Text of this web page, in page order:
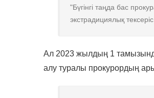
"Бүгінгі таңда бас
экстрадициялық
Ал 2023 жылдың 1
алу туралы прокурордың